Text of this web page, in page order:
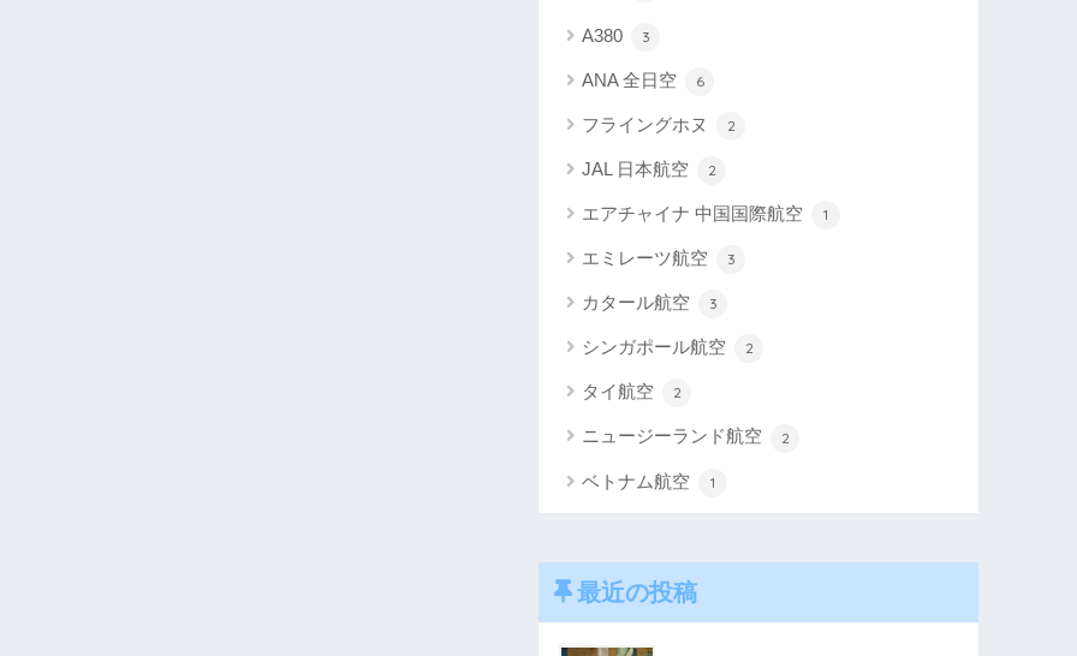
A380 3
ANA 全日空 6
フライングホヌ 2
JAL 日本航空 2
エアチャイナ 中国国際航空 1
エミレーツ航空 3
カタール航空 3
シンガポール航空 2
タイ航空 2
ニュージーランド航空 2
ベトナム航空 1
最近の投稿